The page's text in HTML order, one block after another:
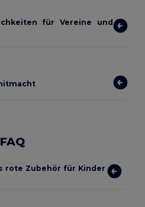
für Vereine und
FAQ
rote Zubehör für Kinder